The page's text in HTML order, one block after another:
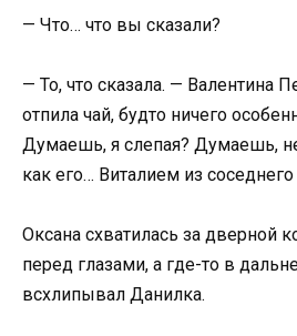
— Что… что вы сказали?
— То, что сказала. — Валентина
отпила чай, будто ничего
Думаешь, я слепая? Думаешь,
как его… Виталием из
Оксана схватилась за дверной
перед глазами, а где-то в
всхлипывал Данилка.